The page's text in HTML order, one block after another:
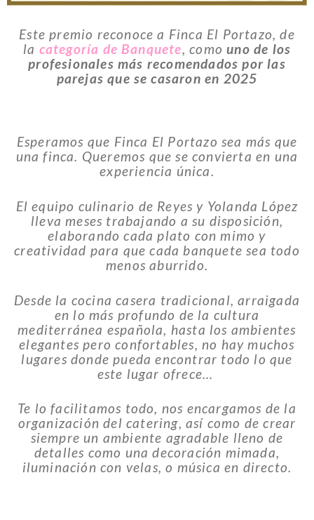
Este premio reconoce a Finca El Portazo, de
la categoría de Banquete, comouno de los
profesionales más recomendados por las
parejas que se casaron en 2025
Esperamos que Finca El Portazo sea más que
una finca. Queremos que se convierta en una
experiencia única.
El equipo culinario de Reyes y Yolanda López
lleva meses trabajando a su disposición,
elaborando cada plato con mimo y
creatividad para que cada banquete sea todo
menos aburrido.
Desde la cocina casera tradicional, arraigada
en lo más profundo de la cultura
mediterránea española, hasta los ambientes
elegantes pero confortables, no hay muchos
lugares donde pueda encontrar todo lo que
este lugar ofrece…
Te lo facilitamos todo, nos encargamos de la
organización del catering, así como de crear
siempre un ambiente agradable lleno de
detalles como una decoración mimada,
iluminación con velas, o música en directo.